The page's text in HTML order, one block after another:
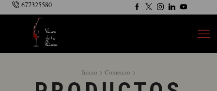
677325580
Inicio Comercio